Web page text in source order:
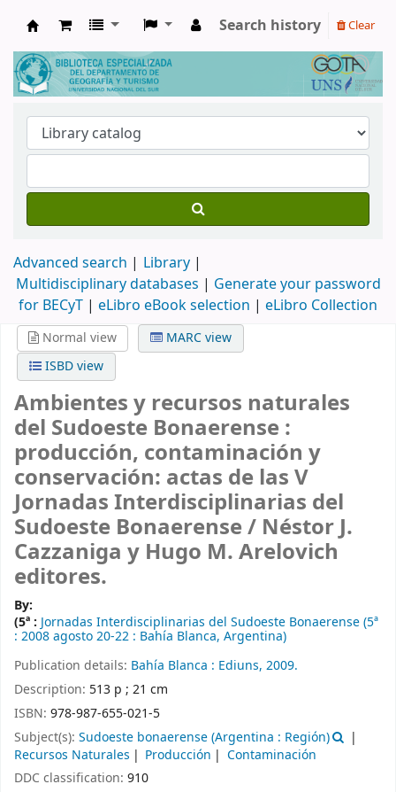
Biblioteca de Geografía y Turismo
Search history Clear
Advanced search
Library
Multidisciplinary databases | Generate your password
for BECyT | eLibro eBook selection | eLibro Collection
Normal view
MARC view
ISBD view
Ambientes y recursos naturales
del Sudoeste Bonaerense :
producción, contaminación y
conservación: actas de las V
Jornadas Interdisciplinarias del
Sudoeste Bonaerense / Néstor J.
Cazzaniga y Hugo M. Arelovich
editores.
By:
(5ª : Jornadas Interdisciplinarias del Sudoeste Bonaerense(5ª
: 2008 agosto 20-22 : Bahía Blanca, Argentina)
Publication details: Bahía Blanca : Ediuns, 2009.
Description: 513 p ; 21 cm
ISBN: 978-987-655-021-5
Subject(s): Sudoeste bonaerense (Argentina : Región)
Recursos Naturales
Producción
Contaminación
DDC classification: 910